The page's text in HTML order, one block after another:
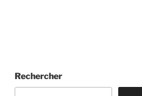
Rechercher